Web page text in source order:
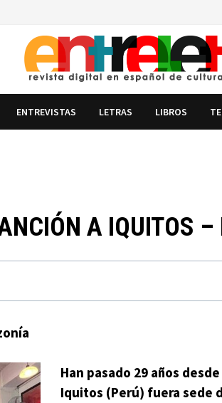
ENTREVISTAS LETRAS LIBROS
A IQUITOS
Han pasado 29 años
Iquitos (Perú) fuera sede